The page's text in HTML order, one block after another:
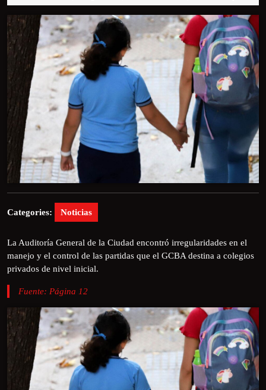
Categories: Noticias
La Auditoría General de la Ciudad encontró irregularidades en el
manejo y el control de las partidas que el GCBA destina a colegios
privados de nivel inicial.
Fuente: Página 12